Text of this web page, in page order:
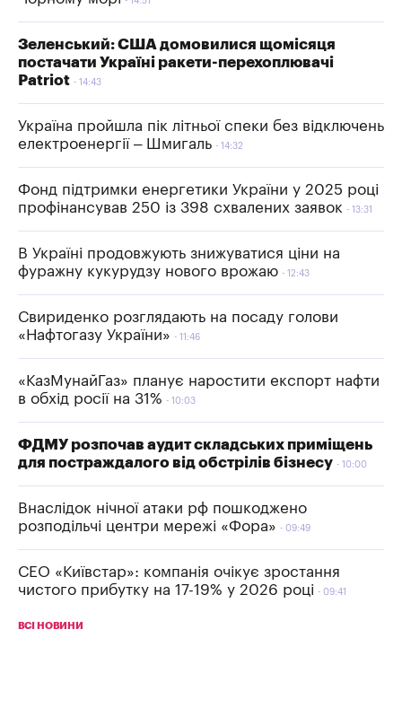
Зеленський: США домовилися щомісяця
постачати Україні ракети-перехоплювачі
Patriot
14:43
Україна пройшла пік літньої спеки без відключень
електроенергії – Шмигаль
14:32
Фонд підтримки енергетики України у 2025 році
профінансував 250 із 398 схвалених заявок
13:31
В Україні продовжують знижуватися ціни на
фуражну кукурудзу нового врожаю
12:43
Свириденко розглядають на посаду голови
«Нафтогазу України»
11:46
«КазМунайГаз» планує наростити експорт нафти
в обхід росії на 31%
10:03
ФДМУ розпочав аудит складських приміщень
для постраждалого від обстрілів бізнесу
10:00
Внаслідок нічної атаки рф пошкоджено
розподільчі центри мережі «Фора»
09:49
СЕО «Київстар»: компанія очікує зростання
чистого прибутку на 17-19% у 2026 році
09:41
ВСІ НОВИНИ